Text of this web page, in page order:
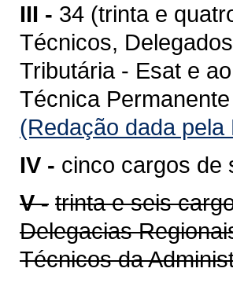
III - 34 (trinta e
Técnicos,
Tributária - Esat e
Técnica
(Redação dada
IV - cinco cargos de
V - trinta e seis
Delegacias
Técnicos da